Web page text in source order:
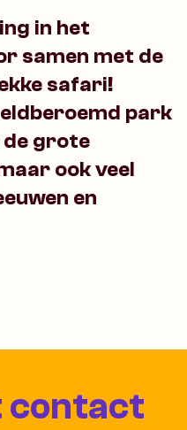
in het
samen met de
safari!
park
de grote
ook veel
en
contact